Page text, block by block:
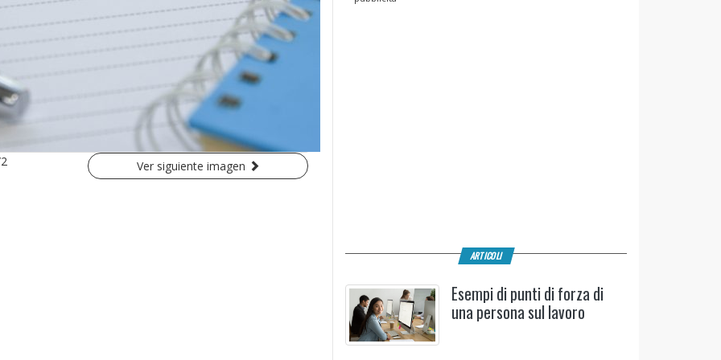
Ver siguiente imagen
ARTICOLI
Esempi di punti di forza di
una persona sul lavoro